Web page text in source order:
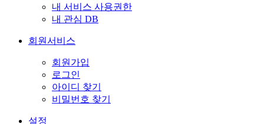
내 서비스 사용권한
내 관심 DB
회원서비스
회원가입
로그인
아이디 찾기
비밀번호 찾기
설정